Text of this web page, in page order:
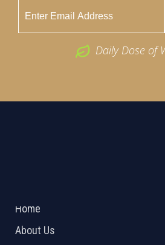
Daily Dose of
Home
About Us